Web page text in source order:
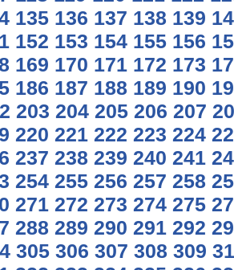
135 136 137 138 139
152 153 154 155 156
169 170 171 172 173
186 187 188 189 190
203 204 205 206 207
220 221 222 223 224
237 238 239 240 241
254 255 256 257 258
271 272 273 274 275
288 289 290 291 292
305 306 307 308 309